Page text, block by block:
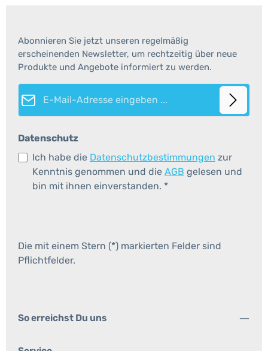
Abonnieren Sie jetzt unseren regelmäßig
erscheinenden Newsletter, um rechtzeitig über neue
Produkte und Angebote informiert zu werden.
E-Mail-Adresse*
Datenschutz
Ich habe die Datenschutzbestimmungen zur
Kenntnis genommen und die AGB gelesen und
bin mit ihnen einverstanden. *
Die mit einem Stern (*) markierten Felder sind
Pflichtfelder.
So erreichst Du uns